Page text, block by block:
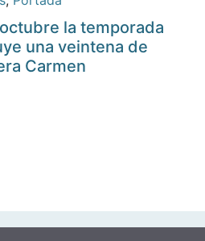
la temporada
una veintena de
Carmen